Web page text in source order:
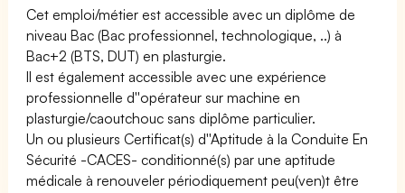
Cet emploi/métier est accessible avec un diplôme de
niveau Bac (Bac professionnel, technologique, ..) à
Bac+2 (BTS, DUT) en plasturgie.
Il est également accessible avec une expérience
professionnelle d''opérateur sur machine en
plasturgie/caoutchouc sans diplôme particulier.
Un ou plusieurs Certificat(s) d''Aptitude à la Conduite En
Sécurité -CACES- conditionné(s) par une aptitude
médicale à renouveler périodiquement peu(ven)t être